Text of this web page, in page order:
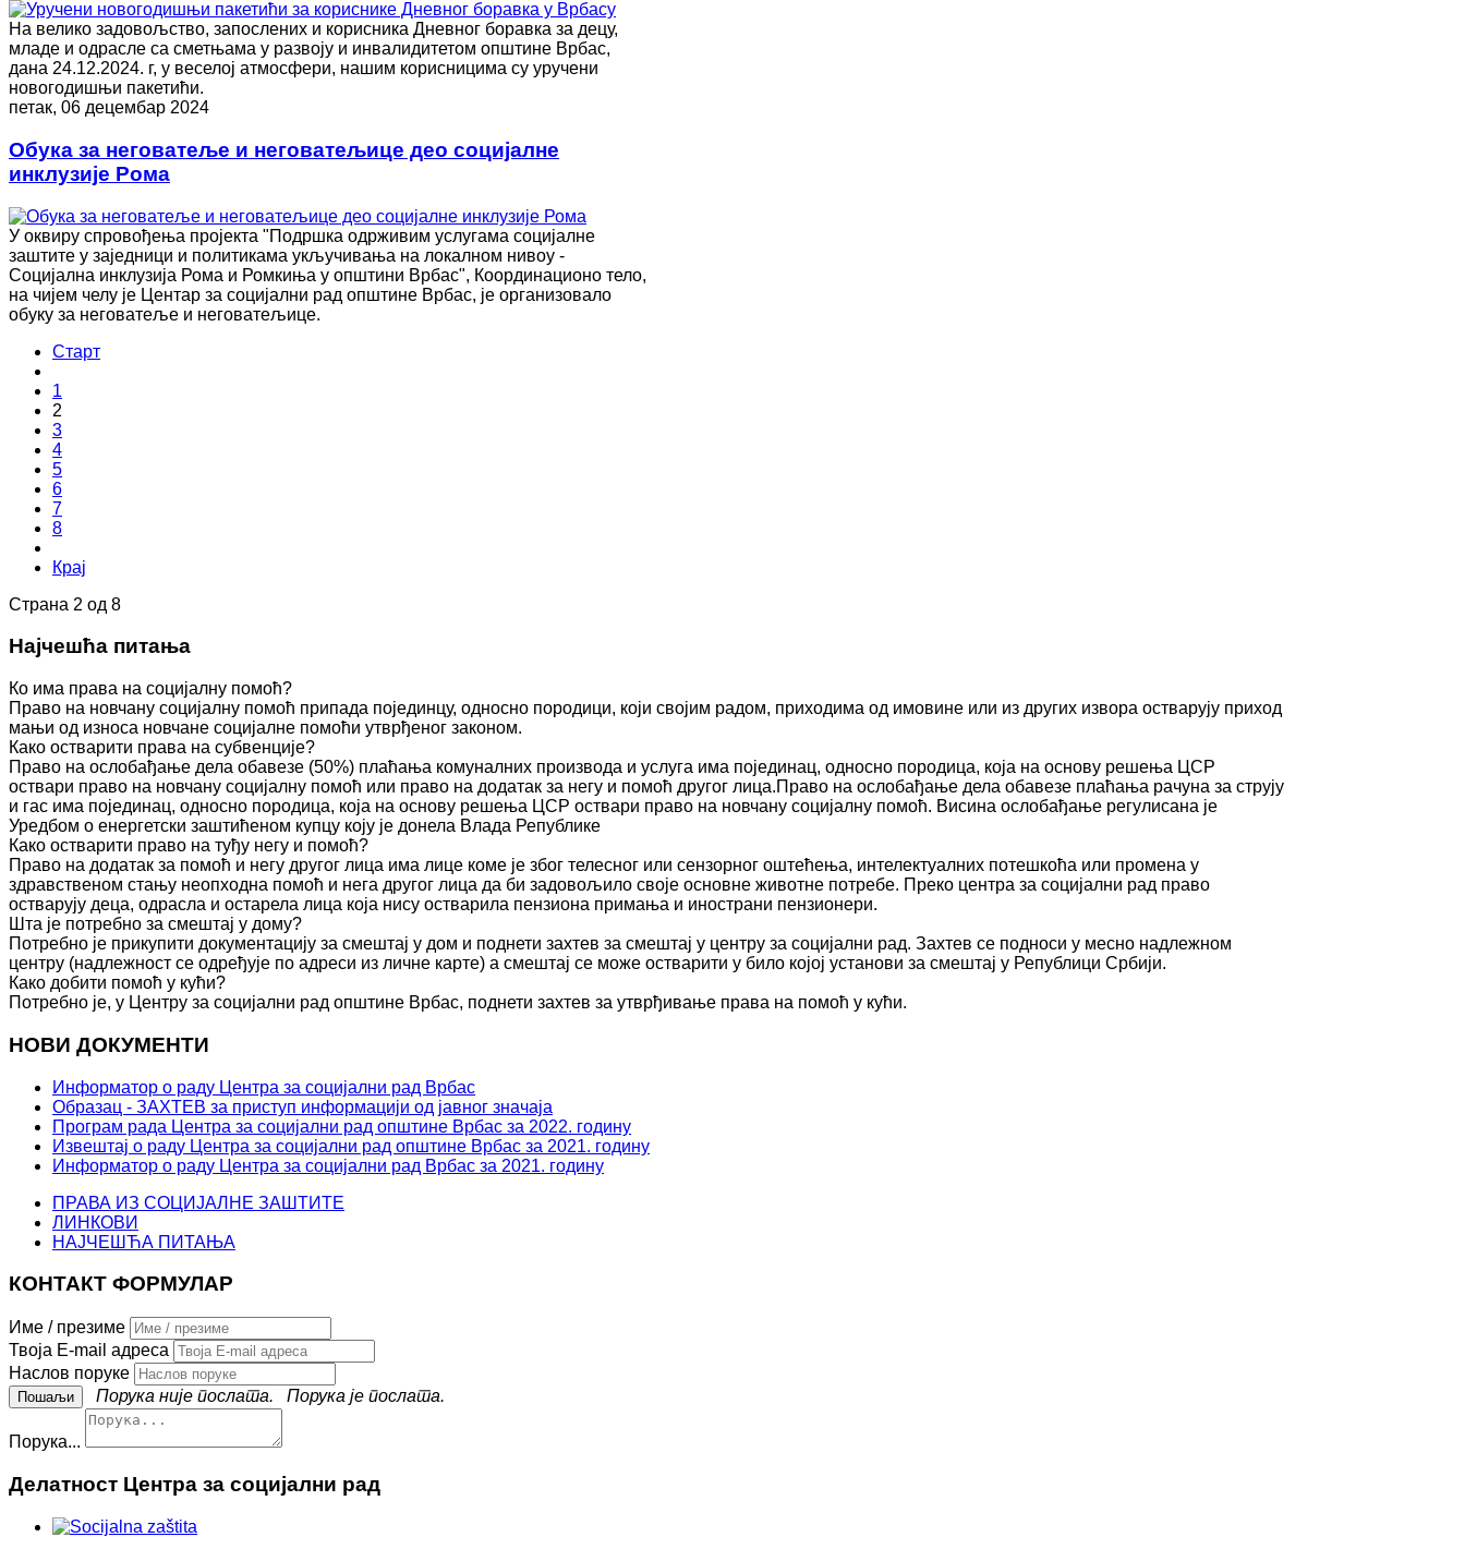
На велико задовољство, запослених и корисника Дневног боравка за децу,
младе и одрасле са сметњама у развоју и инвалидитетом општине Врбас,
дана 24.12.2024. г, у веселој атмосфери, нашим корисницима су уручени
новогодишњи пакетићи.
петак, 06 децембар 2024
Обука за неговатеље и неговатељице део социјалне
инклузије Рома
У оквиру спровођења пројекта "Подршка одрживим услугама социјалне
заштите у заједници и политикама укључивања на локалном нивоу -
Социјална инклузија Рома и Ромкиња у општини Врбас", Координационо тело,
на чијем челу је Центар за социјални рад општине Врбас, је организовало
обуку за неговатеље и неговатељице.
Старт
1
2
3
4
5
6
7
8
Крај
Страна 2 од 8
Најчешћа питања
Ко има права на социјалну помоћ?
Право на новчану социјалну помоћ припада појединцу, односно породици, који својим радом, приходима од имовине или из других извора остварују приход
мањи од износа новчане социјалне помоћи утврђеног законом.
Како остварити права на субвенције?
Право на ослобађање дела обавезе (50%) плаћања комуналних производа и услуга има појединац, односно породица, која на основу решења ЦСР
оствари право на новчану социјалну помоћ или право на додатак за негу и помоћ другог лица.Право на ослобађање дела обавезе плаћања рачуна за струју
и гас има појединац, односно породица, која на основу решења ЦСР оствари право на новчану социјалну помоћ. Висина ослобађање регулисана је
Уредбом о енергетски заштићеном купцу коју је донела Влада Републике
Како остварити право на туђу негу и помоћ?
Право на додатак за помоћ и негу другог лица има лице коме је због телесног или сензорног оштећења, интелектуалних потешкоћа или промена у
здравственом стању неопходна помоћ и нега другог лица да би задовољило своје основне животне потребе. Преко центра за социјални рад право
остварују деца, одрасла и остарела лица која нису остварила пензиона примања и инострани пензионери.
Шта је потребно за смештај у дому?
Потребно је прикупити документацију за смештај у дом и поднети захтев за смештај у центру за социјални рад. Захтев се подноси у месно надлежном
центру (надлежност се одређује по адреси из личне карте) а смештај се може остварити у било којој установи за смештај у Републици Србији.
Како добити помоћ у кући?
Потребно је, у Центру за социјални рад општине Врбас, поднети захтев за утврђивање права на помоћ у кући.
НОВИ ДОКУМЕНТИ
Информатор о раду Центра за социјални рад Врбас
Образац - ЗАХТЕВ за приступ информацији од јавног значаја
Програм рада Центра за социјални рад општине Врбас за 2022. годину
Извештај о раду Центра за социјални рад општине Врбас за 2021. годину
Информатор о раду Центра за социјални рад Врбас за 2021. годину
ПРАВА ИЗ СОЦИЈАЛНЕ ЗАШТИТЕ
ЛИНКОВИ
НАЈЧЕШЋА ПИТАЊА
КОНТАКТ ФОРМУЛАР
Име / презиме
Твоја E-mail адреса
Наслов поруке
Порука није послата.
Порука је послата.
Порука...
Делатност Центра за социјални рад